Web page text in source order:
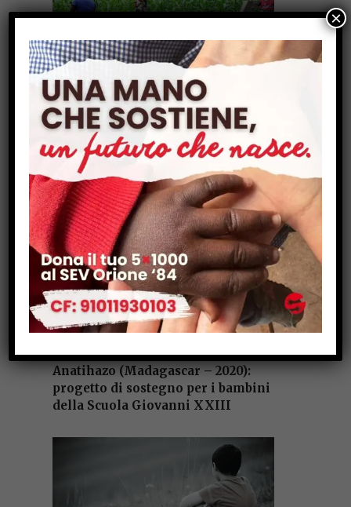
Dobaw (Burkina Faso – 2020):
Costruzione di un pozzo presso un
piccolo villaggio burkinabè
Anatihazo (Madagascar – 2020):
progetto di sostegno per i bambini
della Scuola Giovanni XXIII
×